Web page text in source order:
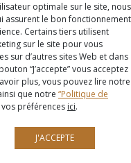
douleurs articulaires et
coxarthrose en pierres
bois fossile et azurite
ANTI STRESS ET APAISEMENT
(+ MENOPAUSE)
23€
optimale sur le site, nous
assurent le bon fonctionnement
Certains tiers utilisent
sur le site pour vous
sur d’autres sites Web et dans
“J’accepte” vous acceptez
plus, vous pouvez lire notre
que notre “Politique de
préférences ici.
J'ACCEPTE